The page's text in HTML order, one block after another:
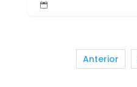

Anterior